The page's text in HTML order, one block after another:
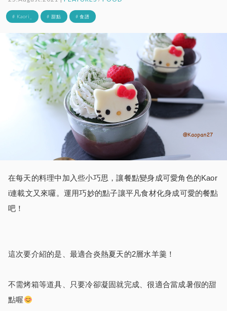
# Kaori_ # 甜點 # 食譜
在每天的料理中加入些小巧思，讓餐點變身成可愛角色的Kaor
i連載文又來囉。運用巧妙的點子讓平凡食材化身成可愛的餐點
吧！
這次要介紹的是、最適合炎熱夏天的2層水羊羹！
不需烤箱等道具、只要冷卻凝固就完成、很適合當成暑假的甜
點喔